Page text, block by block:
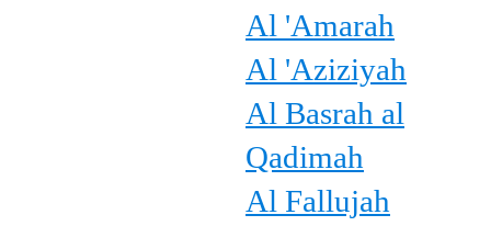
Al 'Amarah
Al 'Aziziyah
Al Basrah al
Qadimah
Al Fallujah